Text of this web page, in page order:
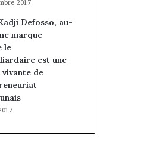
2017
Defosso, au-
marque
le
est une
de